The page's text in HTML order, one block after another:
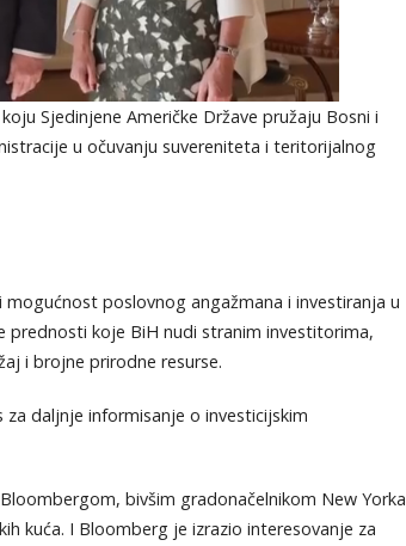
Sjedinjene Američke Države pružaju Bosni i
u očuvanju suvereniteta i teritorijalnog
poslovnog angažmana i investiranja u
prednosti koje BiH nudi stranim investitorima,
i brojne prirodne resurse.
daljnje informisanje o investicijskim
bivšim gradonačelnikom New Yorka
kuća. I Bloomberg je izrazio interesovanje za